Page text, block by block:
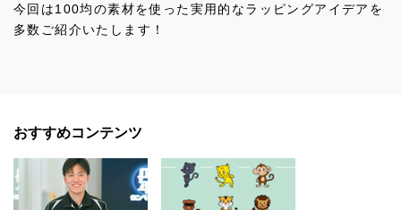
今回は100均の素材を使った実用的なラッピングアイデアを
多数ご紹介いたします！
おすすめコンテンツ